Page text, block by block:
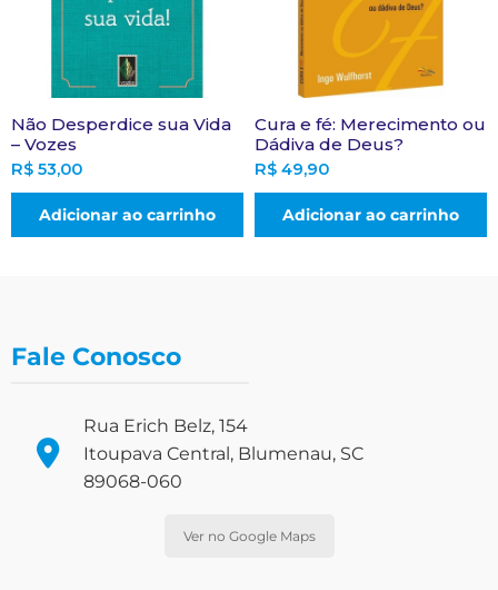
Não Desperdice sua Vida
– Vozes
R$ 53,00
Adicionar ao carrinho
Cura e fé: Merecimento ou
Dádiva de Deus?
R$ 49,90
Adicionar ao carrinho
Fale Conosco
Rua Erich Belz, 154
Itoupava Central, Blumenau, SC
89068-060
Ver no Google Maps